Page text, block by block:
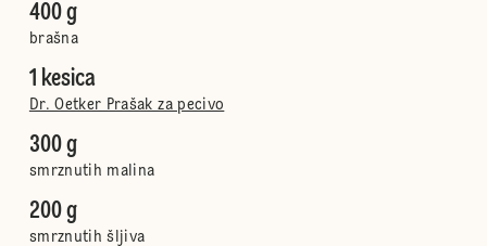
400 g
brašna
1 kesica
Dr. Oetker Prašak za pecivo
300 g
smrznutih malina
200 g
smrznutih šljiva